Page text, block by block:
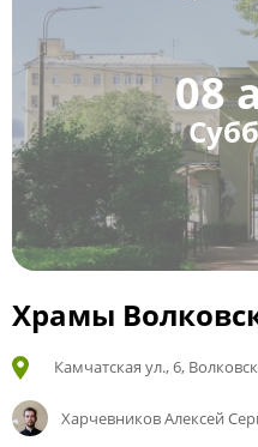
08
Храмы
Камчатская ул., 6,
Харчевников Алексей